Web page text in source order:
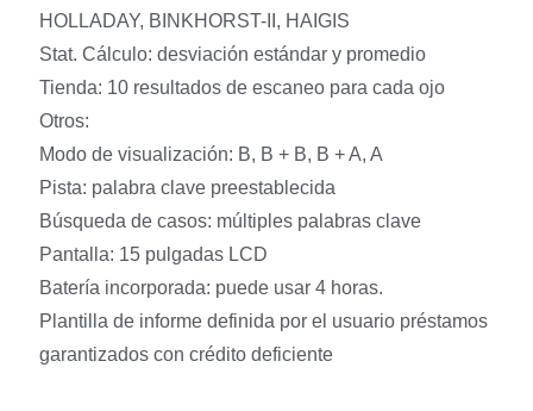
HOLLADAY, BINKHORST-II, HAIGIS
Stat. Cálculo: desviación estándar y promedio
Tienda: 10 resultados de escaneo para cada ojo
Otros:
Modo de visualización: B, B + B, B + A, A
Pista: palabra clave preestablecida
Búsqueda de casos: múltiples palabras clave
Pantalla: 15 pulgadas LCD
Batería incorporada: puede usar 4 horas.
Plantilla de informe definida por el usuario préstamos
garantizados con crédito deficiente